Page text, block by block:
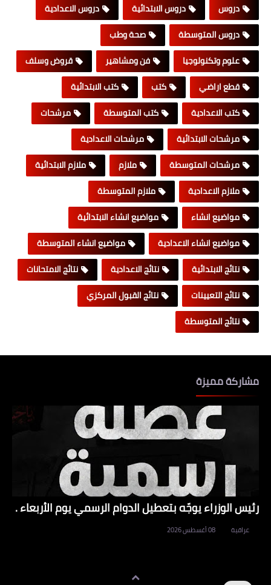
دروس
دروس الابتدائية
دروس الاعدادية
دروس المتوسطة
صحة وطب
علوم وتكنولوجيا
فن ومشاهير
قروض وسلف
قطع اراضي
كتب
كتب الابتدائية
كتب الاعدادية
كتب المتوسطة
مرشحات
مرشحات الابتدائية
مرشحات الاعدادية
مرشحات المتوسطة
ملازم
ملازم الابتدائية
ملازم الاعدادية
ملازم المتوسطة
مواضيع انشاء
مواضيع انشاء الابتدائية
مواضيع انشاء الاعدادية
مواضيع انشاء المتوسطة
نتائج الابتدائية
نتائج الاعدادية
نتائج الامتحانات
نتائج التعيينات
نتائج القبول المركزي
نتائج المتوسطة
مشاركة مميزة
رئيس الوزراء يوجّه بتعطيل الدوام الرسمي يوم الأربعاء .
عراقية 08 أغسطس 2026